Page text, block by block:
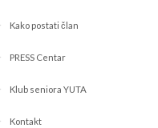
Kako postati član
PRESS Centar
Klub seniora YUTA
Kontakt